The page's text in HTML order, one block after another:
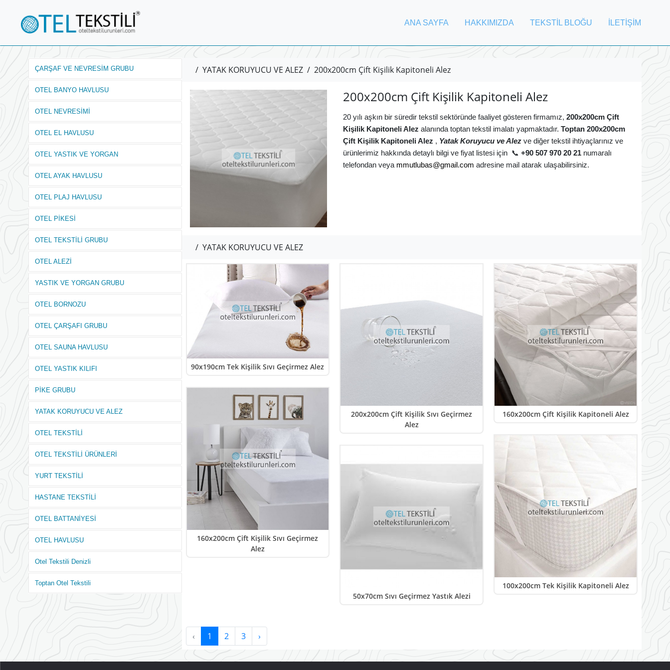
ANA SAYFA HAKKIMIZDA TEKSTİL BLOĞU İLETİŞİM
ÇARŞAF VE NEVRESİM GRUBU
OTEL BANYO HAVLUSU
OTEL NEVRESİMİ
OTEL EL HAVLUSU
OTEL YASTIK VE YORGAN
OTEL AYAK HAVLUSU
OTEL PLAJ HAVLUSU
OTEL PİKESİ
OTEL TEKSTİLİ GRUBU
OTEL ALEZİ
YASTIK VE YORGAN GRUBU
OTEL BORNOZU
OTEL ÇARŞAFI GRUBU
OTEL SAUNA HAVLUSU
OTEL YASTIK KILIFI
PİKE GRUBU
YATAK KORUYUCU VE ALEZ
OTEL TEKSTİLİ
OTEL TEKSTİLİ ÜRÜNLERİ
YURT TEKSTİLİ
HASTANE TEKSTİLİ
OTEL BATTANİYESİ
OTEL HAVLUSU
Otel Tekstili Denizli
Toptan Otel Tekstili
/ YATAK KORUYUCU VE ALEZ / 200x200cm Çift Kişilik Kapitoneli Alez
200x200cm Çift Kişilik Kapitoneli Alez
20 yılı aşkın bir süredir tekstil sektöründe faaliyet gösteren firmamız, 200x200cm Çift
Kişilik Kapitoneli Alez alanında toptan tekstil imalatı yapmaktadır. Toptan 200x200cm
Çift Kişilik Kapitoneli Alez , Yatak Koruyucu ve Alezve diğer tekstil ihtiyaçlarınız ve
ürünlerimiz hakkında detaylı bilgi ve fiyat listesi için 📞 +90 507 970 20 21numaralı
telefondan veya mmutlubas@gmail.com adresine mail atarak ulaşabilirsiniz.
/ YATAK KORUYUCU VE ALEZ
90x190cm Tek Kişilik Sıvı Geçirmez Alez
160x200cm Çift Kişilik Sıvı Geçirmez
Alez
200x200cm Çift Kişilik Sıvı Geçirmez
Alez
50x70cm Sıvı Geçirmez Yastık Alezi
160x200cm Çift Kişilik Kapitoneli Alez
100x200cm Tek Kişilik Kapitoneli Alez
‹ 1 2 3 ›